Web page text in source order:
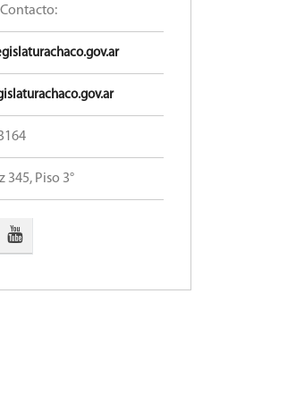
345, Piso 3°